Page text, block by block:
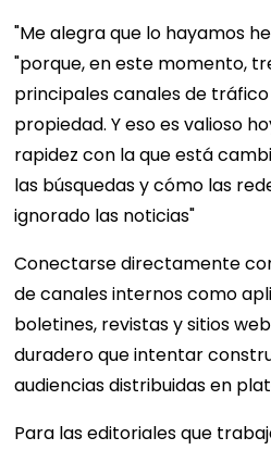
"Me alegra que lo hayamos
"porque, en este momento,
principales canales de
propiedad. Y eso es valioso
rapidez con la que está
las búsquedas y cómo las
ignorado las noticias"
Conectarse directamente
de canales internos como
boletines, revistas y sitios
duradero que intentar
audiencias distribuidas en
Para las editoriales que